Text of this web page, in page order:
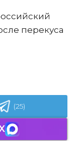
перекуса
(25)